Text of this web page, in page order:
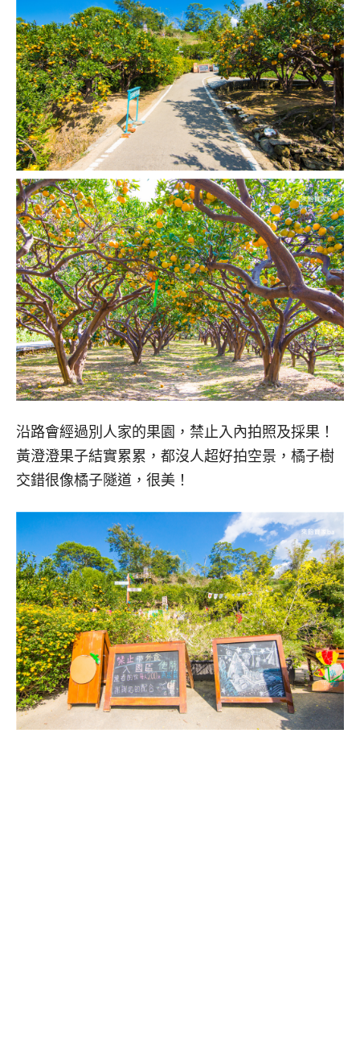
沿路會經過別人家的果園，禁止入內拍照及採果！
黃澄澄果子結實累累，都沒人超好拍空景，橘子樹
交錯很像橘子隧道，很美！